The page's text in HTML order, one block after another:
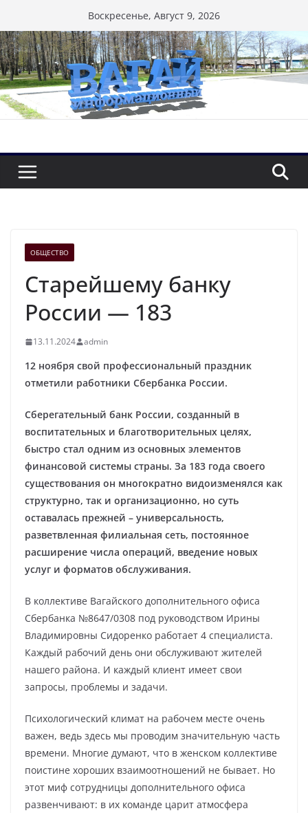
к
содержимому
Воскресенье, Август 9, 2026
ОБЩЕСТВО
Старейшему банку
России — 183
13.11.2024 admin
12 ноября свой профессиональный праздник
отметили работники Сбербанка России.
Сберегательный банк России, созданный в
воспитательных и благотворительных целях,
быстро стал одним из основных элементов
финансовой системы страны. За 183 года своего
существования он многократно видоизменялся как
структурно, так и организационно, но суть
оставалась прежней – универсальность,
разветвленная филиальная сеть, постоянное
расширение числа операций, введение новых
услуг и форматов обслуживания.
В коллективе Вагайского дополнительного офиса
Сбербанка №8647/0308 под руководством Ирины
Владимировны Сидоренко работает 4 специалиста.
Каждый рабочий день они обслуживают жителей
нашего района. И каждый клиент имеет свои
запросы, проблемы и задачи.
Психологический климат на рабочем месте очень
важен, ведь здесь мы проводим значительную часть
времени. Многие думают, что в женском коллективе
поистине хороших взаимоотношений не бывает. Но
этот миф сотрудницы дополнительного офиса
развенчивают: в их команде царит атмосфера